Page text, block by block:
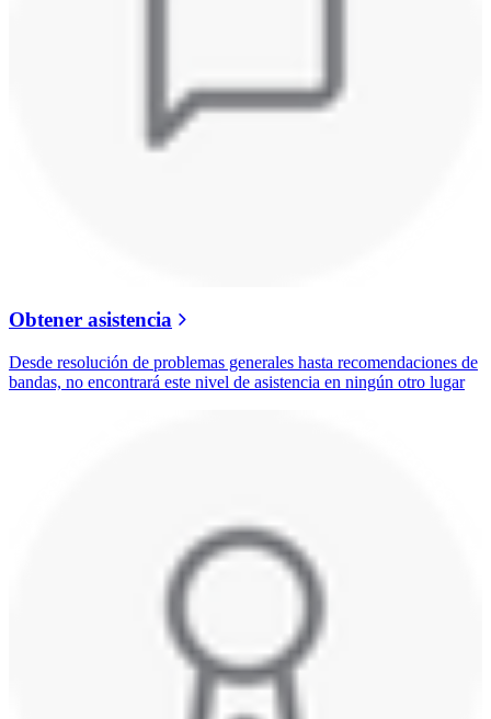
Obtener asistencia
Desde resolución de problemas generales hasta recomendaciones de
bandas, no encontrará este nivel de asistencia en ningún otro lugar